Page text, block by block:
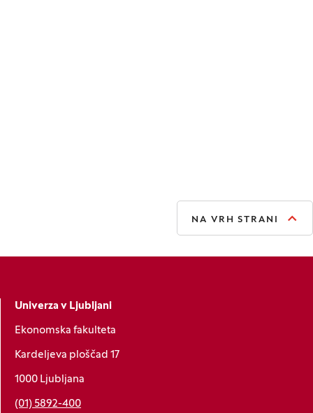
NA VRH STRANI
Univerza v Ljubljani
Ekonomska fakulteta
Kardeljeva ploščad 17
1000 Ljubljana
(01) 5892-400